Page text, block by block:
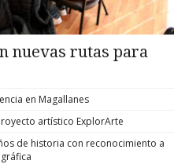
nuevas rutas para
en Magallanes
artístico ExplorArte
de historia con reconocimiento a